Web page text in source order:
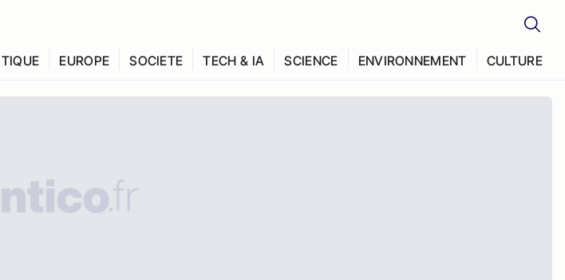
EUROPE SOCIETE TECH & IA SCIENCE ENVIRONNEMENT CULTURE